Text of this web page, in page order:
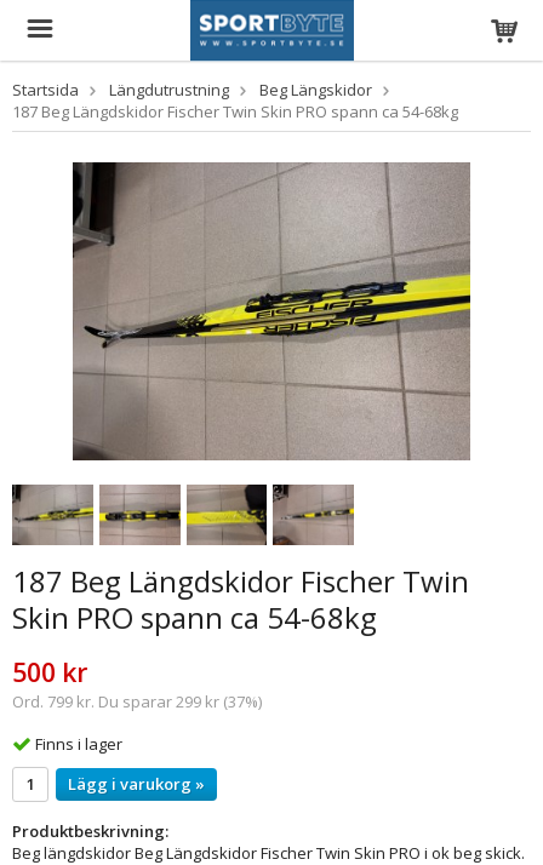
Startsida Längdutrustning
Beg Längskidor
187 Beg Längdskidor Fischer Twin Skin PRO spann ca 54-68kg
187 Beg Längdskidor Fischer Twin
Skin PRO spann ca 54-68kg
500 kr
Ord. 799 kr. Du sparar 299 kr (37%)
Finns i lager
Lägg i varukorg »
Produktbeskrivning:
Beg längdskidor Beg Längdskidor Fischer Twin Skin PRO i ok beg skick.